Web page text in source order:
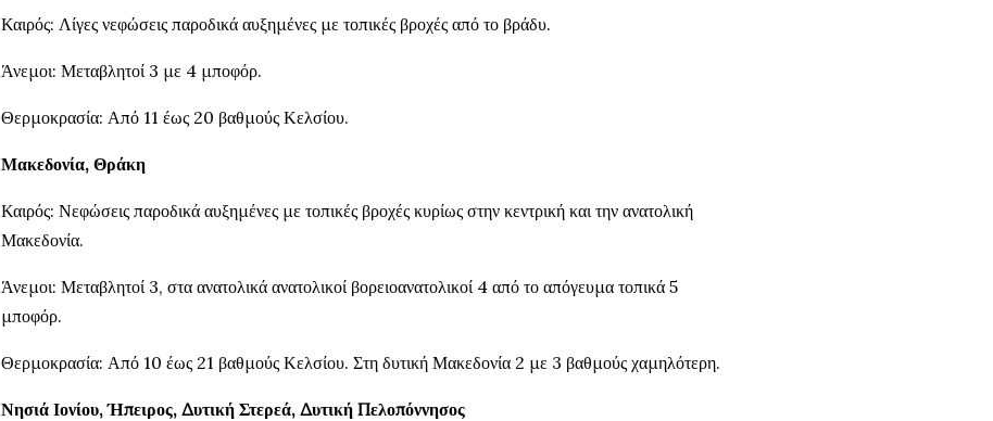
Καιρός: Λίγες νεφώσεις παροδικά αυξημένες με τοπικές βροχές από το βράδυ.
Άνεμοι: Μεταβλητοί 3 με 4 μποφόρ.
Θερμοκρασία: Από 11 έως 20 βαθμούς Κελσίου.
Μακεδονία, Θράκη
Καιρός: Νεφώσεις παροδικά αυξημένες με τοπικές βροχές κυρίως στην κεντρική και την ανατολική
Μακεδονία.
Άνεμοι: Μεταβλητοί 3, στα ανατολικά ανατολικοί βορειοανατολικοί 4 από το απόγευμα τοπικά 5
μποφόρ.
Θερμοκρασία: Από 10 έως 21 βαθμούς Κελσίου. Στη δυτική Μακεδονία 2 με 3 βαθμούς χαμηλότερη.
Νησιά Ιονίου, Ήπειρος, Δυτική Στερεά, Δυτική Πελοπόννησος